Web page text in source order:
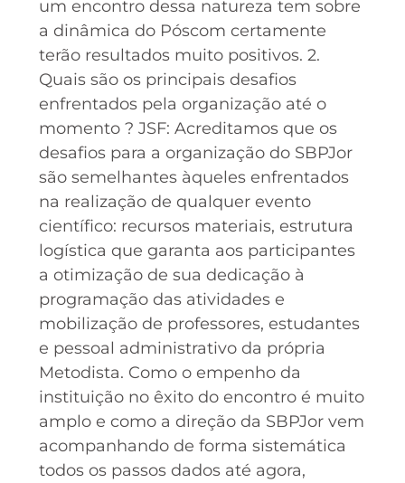
um encontro dessa natureza tem sobre
a dinâmica do Póscom certamente
terão resultados muito positivos. 2.
Quais são os principais desafios
enfrentados pela organização até o
momento ? JSF: Acreditamos que os
desafios para a organização do SBPJor
são semelhantes àqueles enfrentados
na realização de qualquer evento
científico: recursos materiais, estrutura
logística que garanta aos participantes
a otimização de sua dedicação à
programação das atividades e
mobilização de professores, estudantes
e pessoal administrativo da própria
Metodista. Como o empenho da
instituição no êxito do encontro é muito
amplo e como a direção da SBPJor vem
acompanhando de forma sistemática
todos os passos dados até agora,